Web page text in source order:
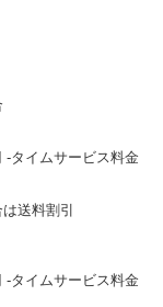
イムサービス料金
送料割引
イムサービス料金